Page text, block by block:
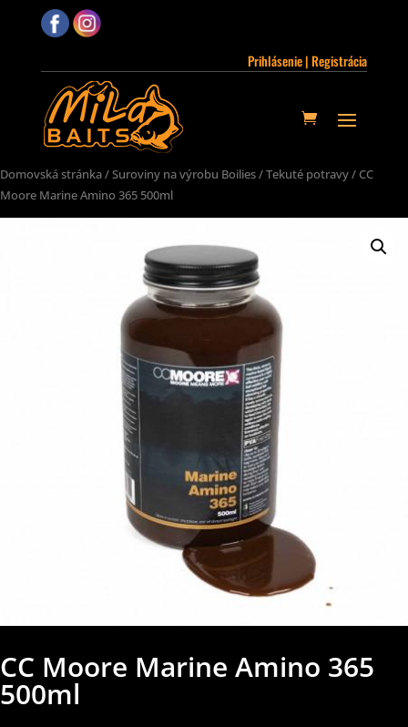
Prihlásenie | Registrácia
Domovská stránka/Suroviny na výrobu Boilies/Tekuté potravy/ CC
Moore Marine Amino 365 500ml
CC Moore Marine Amino 365
500ml